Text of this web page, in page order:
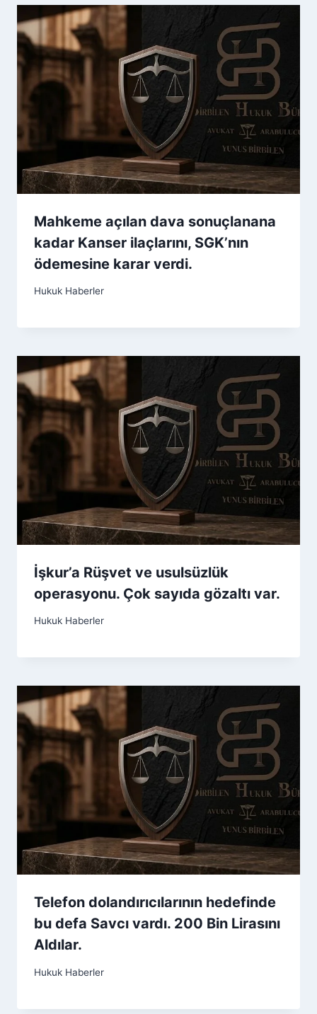
Mahkeme açılan dava sonuçlanana
kadar Kanser ilaçlarını, SGK’nın
ödemesine karar verdi.
Hukuk Haberler
İşkur’a Rüşvet ve usulsüzlük
operasyonu. Çok sayıda gözaltı var.
Hukuk Haberler
Telefon dolandırıcılarının hedefinde
bu defa Savcı vardı. 200 Bin Lirasını
Aldılar.
Hukuk Haberler